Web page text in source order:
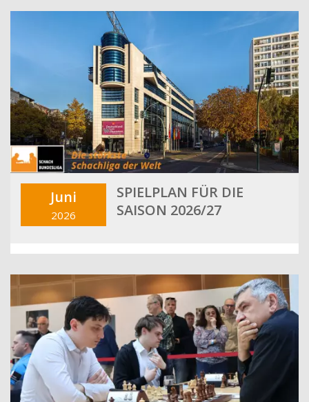
Juni
2026
SPIELPLAN FÜR DIE
SAISON 2026/27